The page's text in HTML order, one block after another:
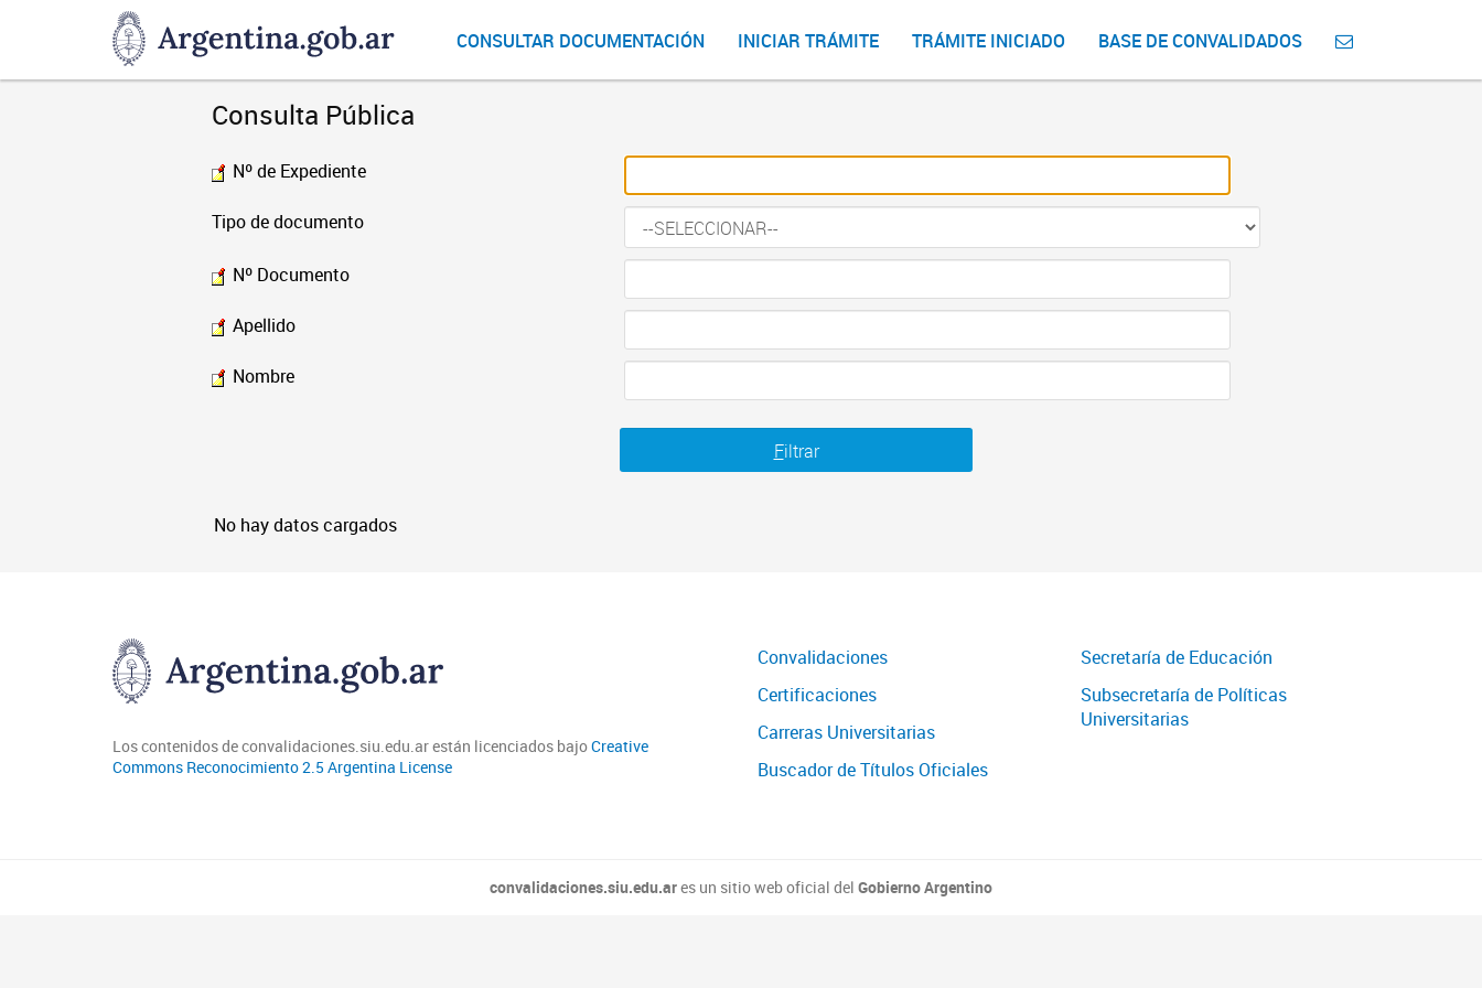
DNGU
Dirección
Nacional
CONSULTAR DOCUMENTACIÓN INICIAR TRÁMITE TRÁMITE INICIADO BASE DE CONVALIDADOS
Consulta Pública
Nº de Expediente
Tipo de documento
Nº Documento
Apellido
Nombre
Filtrar
No hay datos cargados
Los contenidos de convalidaciones.siu.edu.ar están licenciados bajoCreative
Commons Reconocimiento 2.5 Argentina License
Convalidaciones
Certificaciones
Carreras Universitarias
Buscador de Títulos Oficiales
Secretaría de Educación
Subsecretaría de Políticas
Universitarias
convalidaciones.siu.edu.ares un sitio web oficial del Gobierno Argentino